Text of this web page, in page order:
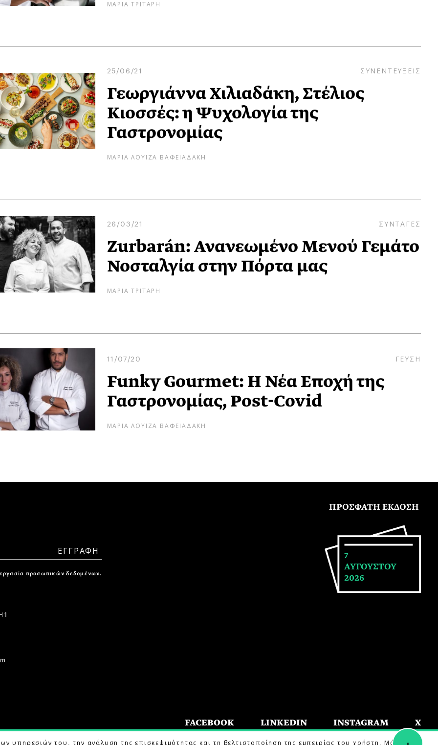
ΜΑΡΙΑ ΤΡΙΤΑΡΗ
25/06/21 ΣΥΝΕΝΤΕΥΞΕΙΣ
Γεωργιάννα Χιλιαδάκη, Στέλιος
Κιοσσές: η Ψυχολογία της
Γαστρονομίας
ΜΑΡΙΑ ΛΟΥΙΖΑ ΒΑΦΕΙΑΔΑΚΗ
26/03/21 ΣΥΝΤΑΓΕΣ
Zurbarán: Ανανεωμένο Mενού Γεμάτο
Νοσταλγία στην Πόρτα μας
ΜΑΡΙΑ ΤΡΙΤΑΡΗ
11/07/20 ΓΕΥΣΗ
Funky Gourmet: Η Νέα Εποχή της
Γαστρονομίας, Post-Covid
ΜΑΡΙΑ ΛΟΥΙΖΑ ΒΑΦΕΙΑΔΑΚΗ
προσωπικών δεδομένων.
1
ΠΡΟΣΦΑΤΗ ΕΚΔΟΣΗ
7
ΑΥΓΟΥΣΤΟΥ
2026
FACEBOOK LINKEDIN INSTAGRAM X
υπηρεσιών του, την ανάλυση της επισκεψιμότητας και τη βελτιστοποίηση της εμπειρίας του χρήστη. Μάθετε